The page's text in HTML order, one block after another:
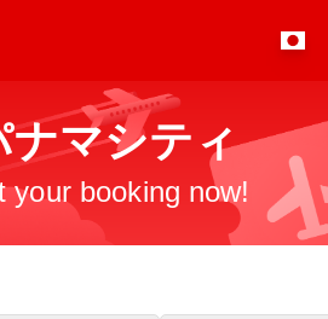
マシティ
your booking now!